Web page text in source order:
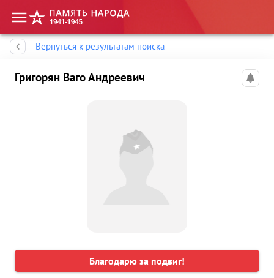
Вернуться к результатам поиска
Григорян Ваго Андреевич
Благодарю за подвиг!
Память народа